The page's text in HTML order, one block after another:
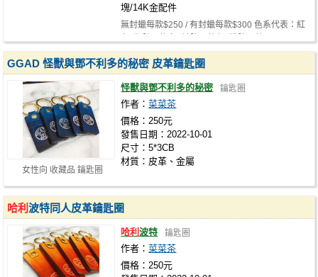
塊/14K金配件
無封蠟每款$250 / 有封蠟每款$300 色系代表：紅
女性向 收藏品 鑰匙圈
GGAD 怪獸與鄧不利多的秘密 皮革鑰匙圈
怪獸與鄧不利多的秘密 鑰匙圈
作者：菜菜茶
價格：250元
發售日期：2022-10-01
尺寸：5*3CB
材質：皮革、金屬
哈利波特同人皮革鑰匙圈
哈利波特 鑰匙圈
作者：菜菜茶
價格：250元